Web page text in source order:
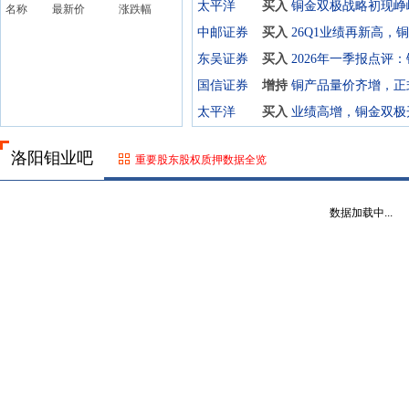
名称 最新价 涨跌幅 太平洋
买入
中邮证券
买入
东吴证券
买入
国信证券
增持
太平洋
买入 业绩高增，铜金双
洛阳钼业吧 重要股东股权质押数据全览